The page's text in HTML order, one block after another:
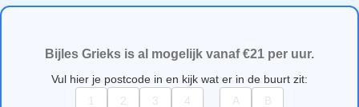
Bijles Grieks is al mogelijk vanaf €21 per uur.
Vul hier je postcode in en kijk wat er in de buurt zit: